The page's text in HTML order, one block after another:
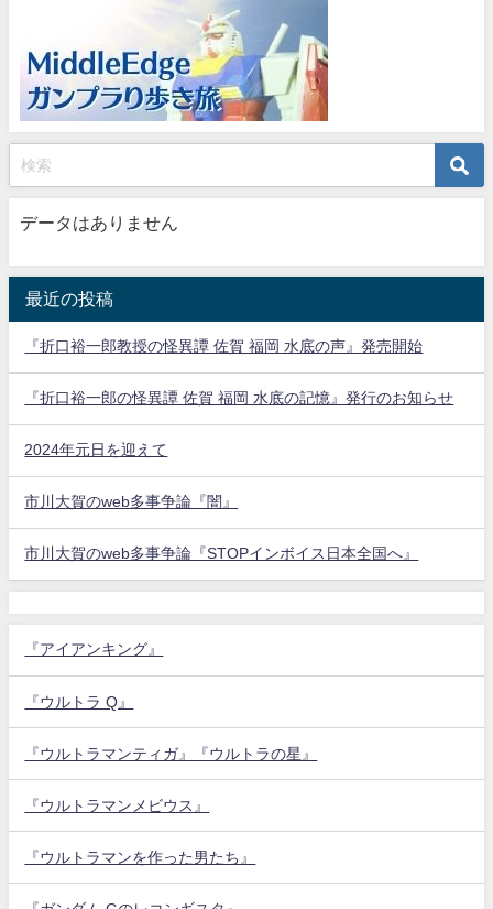
データはありません
最近の投稿
『折口裕一郎教授の怪異譚 佐賀 福岡 水底の声』発売開始
『折口裕一郎の怪異譚 佐賀 福岡 水底の記憶』発行のお知らせ
2024年元日を迎えて
市川大賀のweb多事争論『闇』
市川大賀のweb多事争論『STOPインボイス日本全国へ』
『アイアンキング』
『ウルトラ Q』
『ウルトラマンティガ』『ウルトラの星』
『ウルトラマンメビウス』
『ウルトラマンを作った男たち』